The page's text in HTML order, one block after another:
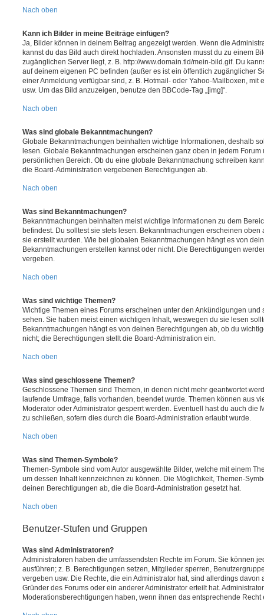
Nach oben
Kann ich Bilder in meine Beiträge einfügen?
Ja, Bilder können in deinem Beitrag angezeigt werden. Wenn die
kannst du das Bild auch direkt hochladen. Ansonsten musst du zu einem
zugänglichen Server liegt, z. B. http://www.domain.tld/mein-bild.gif. Du
auf deinem eigenen PC befinden (außer es ist ein öffentlich zugänglicher
einer Anmeldung verfügbar sind, z. B. Hotmail- oder Yahoo-Mailboxen, mit
usw. Um das Bild anzuzeigen, benutze den BBCode-Tag „[img]“.
Nach oben
Was sind globale Bekanntmachungen?
Globale Bekanntmachungen beinhalten wichtige Informationen, deshalb
lesen. Globale Bekanntmachungen erscheinen ganz oben in jedem
persönlichen Bereich. Ob du eine globale Bekanntmachung schreiben
die Board-Administration vergebenen Berechtigungen ab.
Nach oben
Was sind Bekanntmachungen?
Bekanntmachungen beinhalten meist wichtige Informationen zu dem
befindest. Du solltest sie stets lesen. Bekanntmachungen erscheinen oben
sie erstellt wurden. Wie bei globalen Bekanntmachungen hängt es von
Bekanntmachungen erstellen kannst oder nicht. Die Berechtigungen
vergeben.
Nach oben
Was sind wichtige Themen?
Wichtige Themen eines Forums erscheinen unter den Ankündigungen und
sehen. Sie haben meist einen wichtigen Inhalt, weswegen du sie lesen
Bekanntmachungen hängt es von deinen Berechtigungen ab, ob du
nicht; die Berechtigungen stellt die Board-Administration ein.
Nach oben
Was sind geschlossene Themen?
Geschlossene Themen sind Themen, in denen nicht mehr geantwortet
laufende Umfrage, falls vorhanden, beendet wurde. Themen können aus
Moderator oder Administrator gesperrt werden. Eventuell hast du auch die
zu schließen, sofern dies durch die Board-Administration erlaubt wurde.
Nach oben
Was sind Themen-Symbole?
Themen-Symbole sind vom Autor ausgewählte Bilder, welche mit einem
um dessen Inhalt kennzeichnen zu können. Die Möglichkeit, Themen-
deinen Berechtigungen ab, die die Board-Administration gesetzt hat.
Nach oben
Benutzer-Stufen und Gruppen
Was sind Administratoren?
Administratoren haben die umfassendsten Rechte im Forum. Sie können
ausführen; z. B. Berechtigungen setzen, Mitglieder sperren,
vergeben usw. Die Rechte, die ein Administrator hat, sind allerdings
Gründer des Forums oder ein anderer Administrator erteilt hat.
Moderationsberechtigungen haben, wenn ihnen das entsprechende Recht